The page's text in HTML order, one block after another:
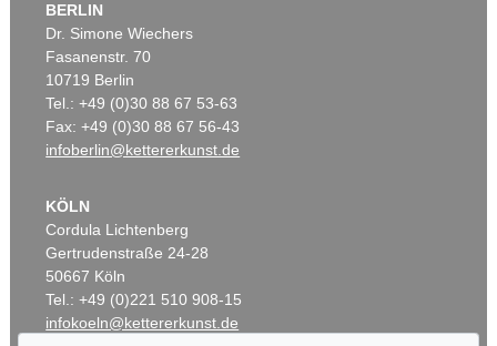
BERLIN
Dr. Simone Wiechers
Fasanenstr. 70
10719 Berlin
Tel.: +49 (0)30 88 67 53-63
Fax: +49 (0)30 88 67 56-43
infoberlin@kettererkunst.de
KÖLN
Cordula Lichtenberg
Gertrudenstraße 24-28
50667 Köln
Tel.: +49 (0)221 510 908-15
infokoeln@kettererkunst.de